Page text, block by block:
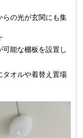
らの光が玄関にも集
能な棚板を設置し
タオルや着替え置場